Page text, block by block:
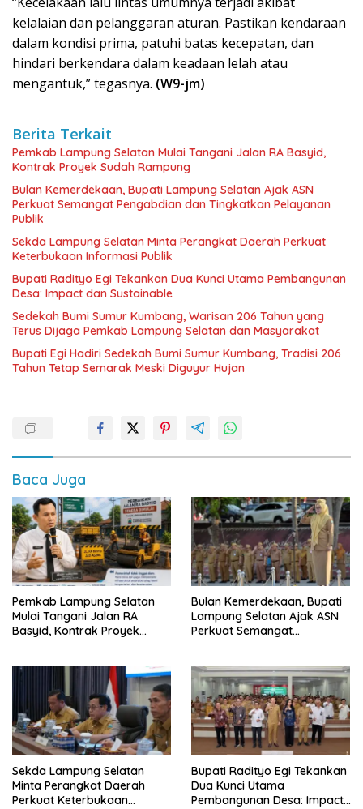
kelalaian dan pelanggaran aturan. Pastikan kendaraan
dalam kondisi prima, patuhi batas kecepatan, dan
hindari berkendara dalam keadaan lelah atau
mengantuk,” tegasnya. (W9-jm)
Berita Terkait
Pemkab Lampung Selatan Mulai Tangani Jalan RA Basyid,
Kontrak Proyek Sudah Rampung
Bulan Kemerdekaan, Bupati Lampung Selatan Ajak ASN
Perkuat Semangat Pengabdian dan Tingkatkan Pelayanan
Publik
Sekda Lampung Selatan Minta Perangkat Daerah Perkuat
Keterbukaan Informasi Publik
Bupati Radityo Egi Tekankan Dua Kunci Utama Pembangunan
Desa: Impact dan Sustainable
Sedekah Bumi Sumur Kumbang, Warisan 206 Tahun yang
Terus Dijaga Pemkab Lampung Selatan dan Masyarakat
Bupati Egi Hadiri Sedekah Bumi Sumur Kumbang, Tradisi 206
Tahun Tetap Semarak Meski Diguyur Hujan
Baca Juga
Pemkab Lampung Selatan
Mulai Tangani Jalan RA
Basyid, Kontrak Proyek
Bulan Kemerdekaan, Bupati
Lampung Selatan Ajak ASN
Perkuat Semangat
Sekda Lampung Selatan
Minta Perangkat Daerah
Perkuat Keterbukaan
Bupati Radityo Egi Tekankan
Dua Kunci Utama
Pembangunan Desa: Impact